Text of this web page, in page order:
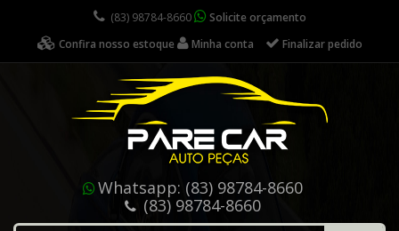
(83) 98784-8660
Solicite orçamento
Confira nosso estoque
Minha conta Finalizar pedido
Whatsapp: (83) 98784-8660
(83) 98784-8660